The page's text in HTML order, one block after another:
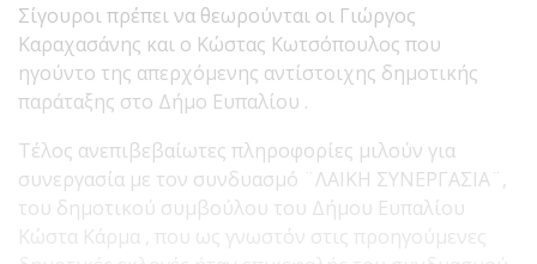
Σίγουροι πρέπει να θεωρούνται οι Γιώργος
Καραχασάνης και ο Κώστας Κωτσόπουλος που
ηγούντο της απερχόμενης αντίστοιχης δημοτικής
παράταξης στο Δήμο Ευπαλίου .
Τέλος ανεπιβεβαίωτες πληροφορίες μιλούν για
συνεργασία με τον συνδυασμό ¨ΛΑΙΚΗ ΣΥΝΕΡΓΑΣΙΑ¨,
του δημοτικού συμβούλου του Δήμου Ευπαλίου
Κώστα Κάρμα , που ως γνωστόν στις προηγούμενες